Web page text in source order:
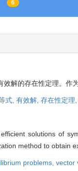
6
解的存在性定理。
式, 有效解, 存在性定
solutions of
method to obtain
problems, vector